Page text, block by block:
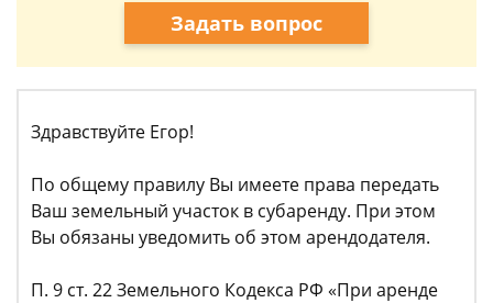
Задать вопрос
Здравствуйте Егор!
По общему правилу Вы имеете права передать
Ваш земельный участок в субаренду. При этом
Вы обязаны уведомить об этом арендодателя.
П. 9 ст. 22 Земельного Кодекса РФ «При аренде